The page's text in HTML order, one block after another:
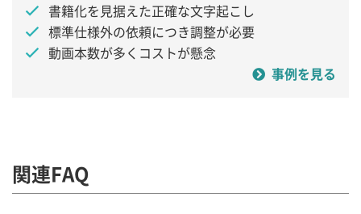
書籍化を見据えた正確な文字起こし
標準仕様外の依頼につき調整が必要
動画本数が多くコストが懸念
事例を見る
関連FAQ